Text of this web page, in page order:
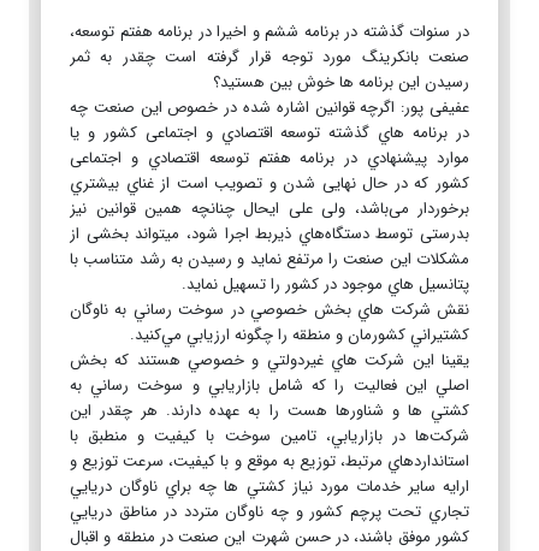
در سنوات گذشته‌ در برنامه‌ ششم‌ و اخیرا در برنامه‌ هفتم‌ توسعه‌،
صنعت‌ بانکرینگ‌ مورد توجه‌ قرار گرفته‌ است‌ چقدر به‌ ثمر
رسیدن این‌ برنامه‌ ها خوش بین‌ هستید؟
عفیفی پور: اگرچه‌ قوانین‌ اشاره شده در خصوص این‌ صنعت‌ چه‌
در برنامه‌ هاي گذشته‌ توسعه‌ اقتصادي و اجتماعی‌ کشور و یا
موارد پیشنهادي در برنامه‌ هفتم‌ توسعه‌ اقتصادي و اجتماعی‌
کشور که‌ در حال نهایی‌ شدن و تصویب‌ است‌ از غناي بیشتري
برخوردار می‌باشد، ولی‌ علی‌ ایحال چنانچه‌ همین‌ قوانین‌ نیز
بدرستی‌ توسط‌ دستگاه‌هاي ذیربط‌ اجرا شود، میتواند بخشی‌ از
مشکلات این‌ صنعت‌ را مرتفع‌ نماید و رسیدن به‌ رشد متناسب‌ با
پتانسیل‌ هاي موجود در کشور را تسهیل‌ نماید.
نقش شركت هاي بخش خصوصي در سوخت رساني به ناوگان
كشتيراني كشورمان و منطقه را چگونه ارزيابي مي‌كنيد.
يقينا اين شركت هاي غيردولتي و خصوصي هستند كه بخش
اصلي اين فعاليت را كه شامل بازاريابي و سوخت رساني به
كشتي ها و شناورها هست را به عهده دارند. هر چقدر اين
شركت‌ها در بازاريابي، تامين سوخت با كيفيت و منطبق با
استانداردهاي مرتبط، توزيع به موقع و با كيفيت، سرعت توزيع و
ارايه ساير خدمات مورد نياز كشتي ها چه براي ناوگان دريايي
تجاري تحت پرچم كشور و چه ناوگان متردد در مناطق دريايي
كشور موفق باشند، در حسن شهرت اين صنعت در منطقه و اقبال